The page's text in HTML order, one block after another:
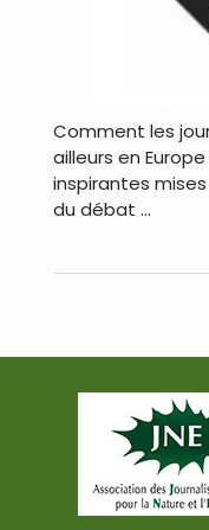
Comment les
ailleurs en
inspirantes
du débat …